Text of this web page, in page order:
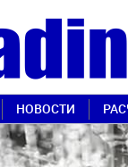
НОВОСТИ